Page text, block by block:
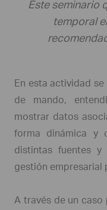
Este seminario
temporal
En esta actividad
de mando,
mostrar datos
forma dinámica y
distintas fuentes
gestión empresarial
A través de un